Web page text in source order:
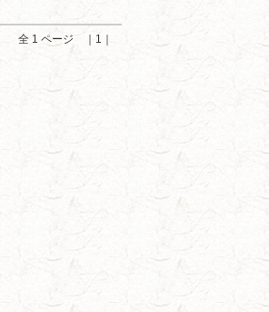
全 1 ページ ｜1｜